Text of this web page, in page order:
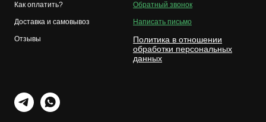
Как оплатить?
Доставка и самовывоз
Отзывы
Обратный звонок
Написать письмо
Политика в отношении
обработки персональных
данных